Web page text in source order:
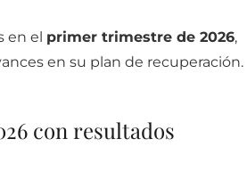
en el primer trimestre de 2026,
en su plan de recuperación.
con resultados